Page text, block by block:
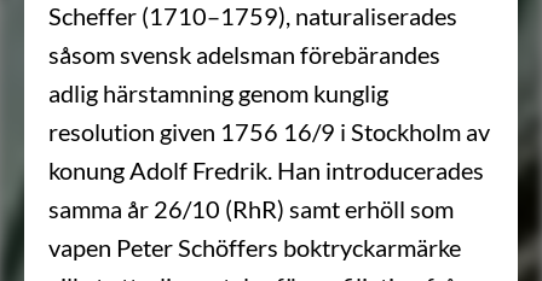
Scheffer (1710–1759), naturaliserades
såsom svensk adelsman förebärandes
adlig härstamning genom kunglig
resolution given 1756 16/9 i Stockholm av
konung Adolf Fredrik. Han introducerades
samma år 26/10 (RhR) samt erhöll som
vapen Peter Schöffers boktryckarmärke